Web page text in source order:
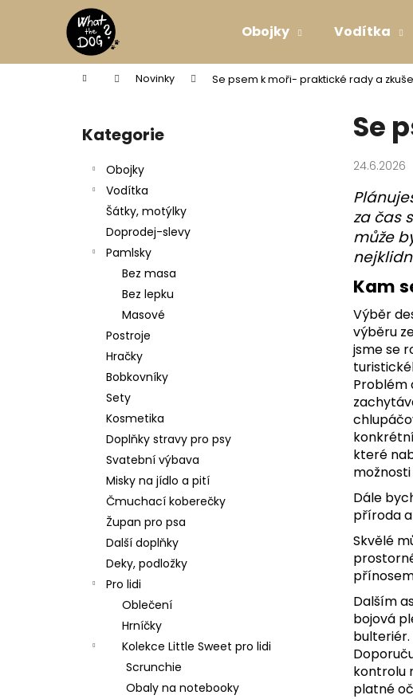
Obojky Vodítka
Domů Novinky Se psem k moři- praktické rady a
Přeskočit
kategorie
Kategorie
Obojky
Vodítka
Šátky, motýlky
Doprodej-slevy
Pamlsky
Bez masa
Bez lepku
Masové
Postroje
Hračky
Bobkovníky
Sety
Kosmetika
Doplňky stravy pro psy
Svatební výbava
Misky na jídlo a pití
Čmuchací koberečky
Župan pro psa
Další doplňky
Deky, podložky
Pro lidi
Oblečení
Hrníčky
Kolekce Little Sweet pro lidi
Scrunchie
Obaly na notebooky
Se
24.6.2026
za čas
může
Kam
Výběr
výběru
jsme se
Problém
které
Dále
příroda
Skvělé
Dalším
bojová
kontrolu
platné
í
Zpět
do
Zpět
do
Co
SVATEBNÍ VODÍTKO ELEGANTNÍ BÍLÉ
550 Kč
550 Kč